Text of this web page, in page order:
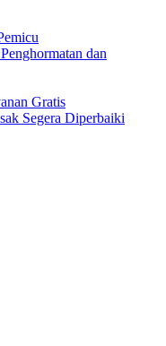
dan
Gratis
Segera Diperbaiki